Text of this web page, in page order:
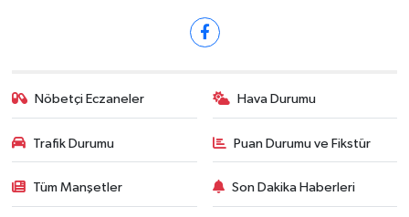
Nöbetçi Eczaneler Hava Durumu
Trafik Durumu Puan Durumu ve Fikstür
Tüm Manşetler Son Dakika Haberleri